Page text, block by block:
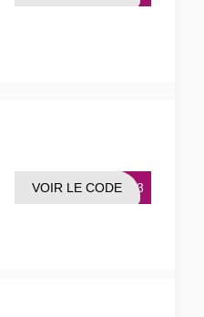
IER3
VOIR LE CODE